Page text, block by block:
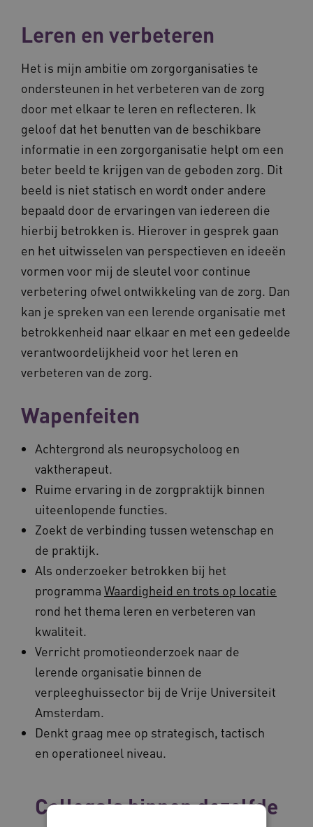
Leren en verbeteren
Het is mijn ambitie om zorgorganisaties te
ondersteunen in het verbeteren van de zorg
door met elkaar te leren en reflecteren. Ik
geloof dat het benutten van de beschikbare
informatie in een zorgorganisatie helpt om een
beter beeld te krijgen van de geboden zorg. Dit
beeld is niet statisch en wordt onder andere
bepaald door de ervaringen van iedereen die
hierbij betrokken is. Hierover in gesprek gaan
en het uitwisselen van perspectieven en ideeën
vormen voor mij de sleutel voor continue
verbetering ofwel ontwikkeling van de zorg. Dan
kan je spreken van een lerende organisatie met
betrokkenheid naar elkaar en met een gedeelde
verantwoordelijkheid voor het leren en
verbeteren van de zorg.
Wapenfeiten
Achtergrond als neuropsycholoog en
vaktherapeut.
Ruime ervaring in de zorgpraktijk binnen
uiteenlopende functies.
Zoekt de verbinding tussen wetenschap en
de praktijk.
Als onderzoeker betrokken bij het
programma Waardigheid en trots op locatie
rond het thema leren en verbeteren van
kwaliteit.
Verricht promotieonderzoek naar de
lerende organisatie binnen de
verpleeghuissector bij de Vrije Universiteit
Amsterdam.
Denkt graag mee op strategisch, tactisch
en operationeel niveau.
Collega's binnen dezelfde